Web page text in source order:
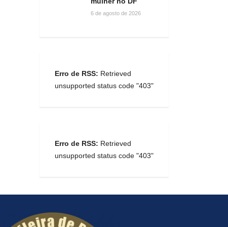
6 de agosto de 2026
Erro de RSS: Retrieved
unsupported status code "403"
Erro de RSS: Retrieved
unsupported status code "403"